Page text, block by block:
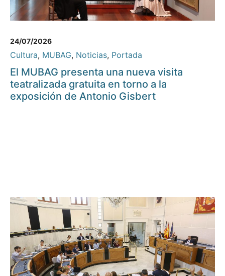
24/07/2026
Cultura, MUBAG, Noticias, Portada
El MUBAG presenta una nueva visita
teatralizada gratuita en torno a la
exposición de Antonio Gisbert